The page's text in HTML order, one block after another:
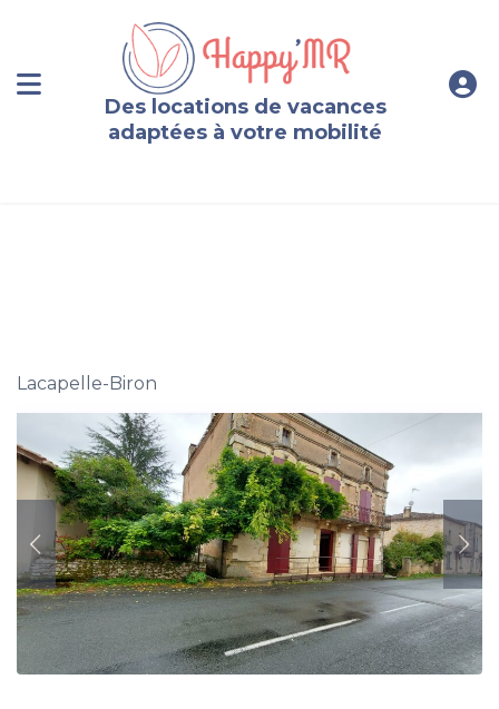
Des locations de vacances
adaptées à votre mobilité
Lacapelle-Biron